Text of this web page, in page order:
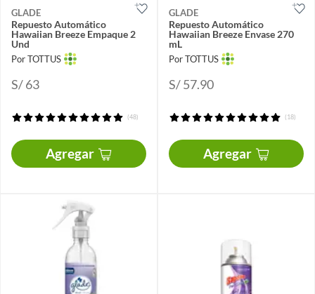
GLADE
Repuesto Automático
Hawaiian Breeze Empaque 2
Und
Por TOTTUS
S/ 63
(48)
Agregar
GLADE
Repuesto Automático
Hawaiian Breeze Envase 270
mL
Por TOTTUS
S/ 57.90
(18)
Agregar